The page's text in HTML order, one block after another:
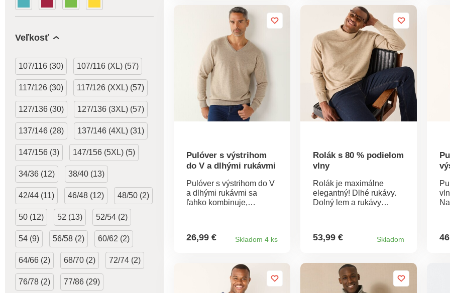
Veľkosť
107/116 (30) 107/116 (XL) (57)
117/126 (30) 117/126 (XXL) (57)
127/136 (30) 127/136 (3XL) (57)
137/146 (28) 137/146 (4XL) (31)
147/156 (3) 147/156 (5XL) (5)
34/36 (12) 38/40 (13)
42/44 (11) 46/48 (12) 48/50 (2)
50 (12) 52 (13) 52/54 (2)
54 (9) 56/58 (2) 60/62 (2)
64/66 (2) 68/70 (2) 72/74 (2)
76/78 (2) 77/86 (29)
a
Pulóver s výstrihom
do V a dlhými rukávmi
Pulóver s výstrihom do V
a dlhými rukávmi sa
ľahko kombinuje,
Standard 100 by Oeko-
textilné výrobky, ktoré boli
podrobené laboratórnym
testom na široké
26,99 € Skladom 4 ks
Rolák s 80 % podielom
vlny
Rolák je maximálne
elegantný! Dlhé rukávy.
Dolný lem a rukávy
práčke.
53,99 € Skladom